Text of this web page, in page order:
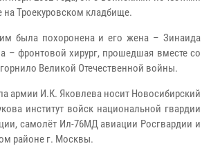
Троекуровском кладбище.
была похоронена и его жена – Зинаида
– фронтовой хирург, прошедшая вместе со
Великой Отечественной войны.
армии И.К. Яковлева носит Новосибирский
институт войск национальной гвардии
самолёт Ил-76МД авиации Росгвардии и
районе г. Москвы.